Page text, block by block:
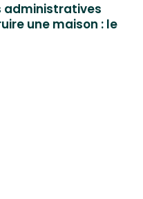
administratives
une maison : le